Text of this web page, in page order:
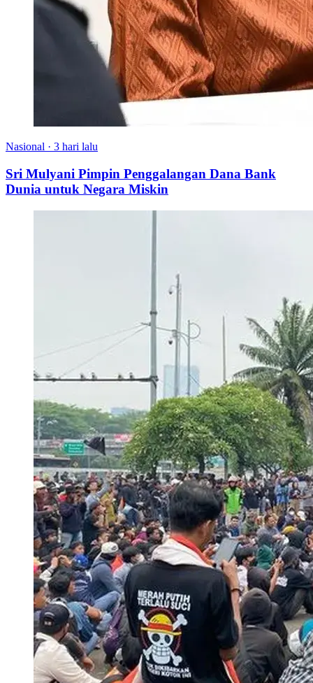
Nasional · 3 hari lalu
Sri Mulyani Pimpin Penggalangan Dana Bank
Dunia untuk Negara Miskin